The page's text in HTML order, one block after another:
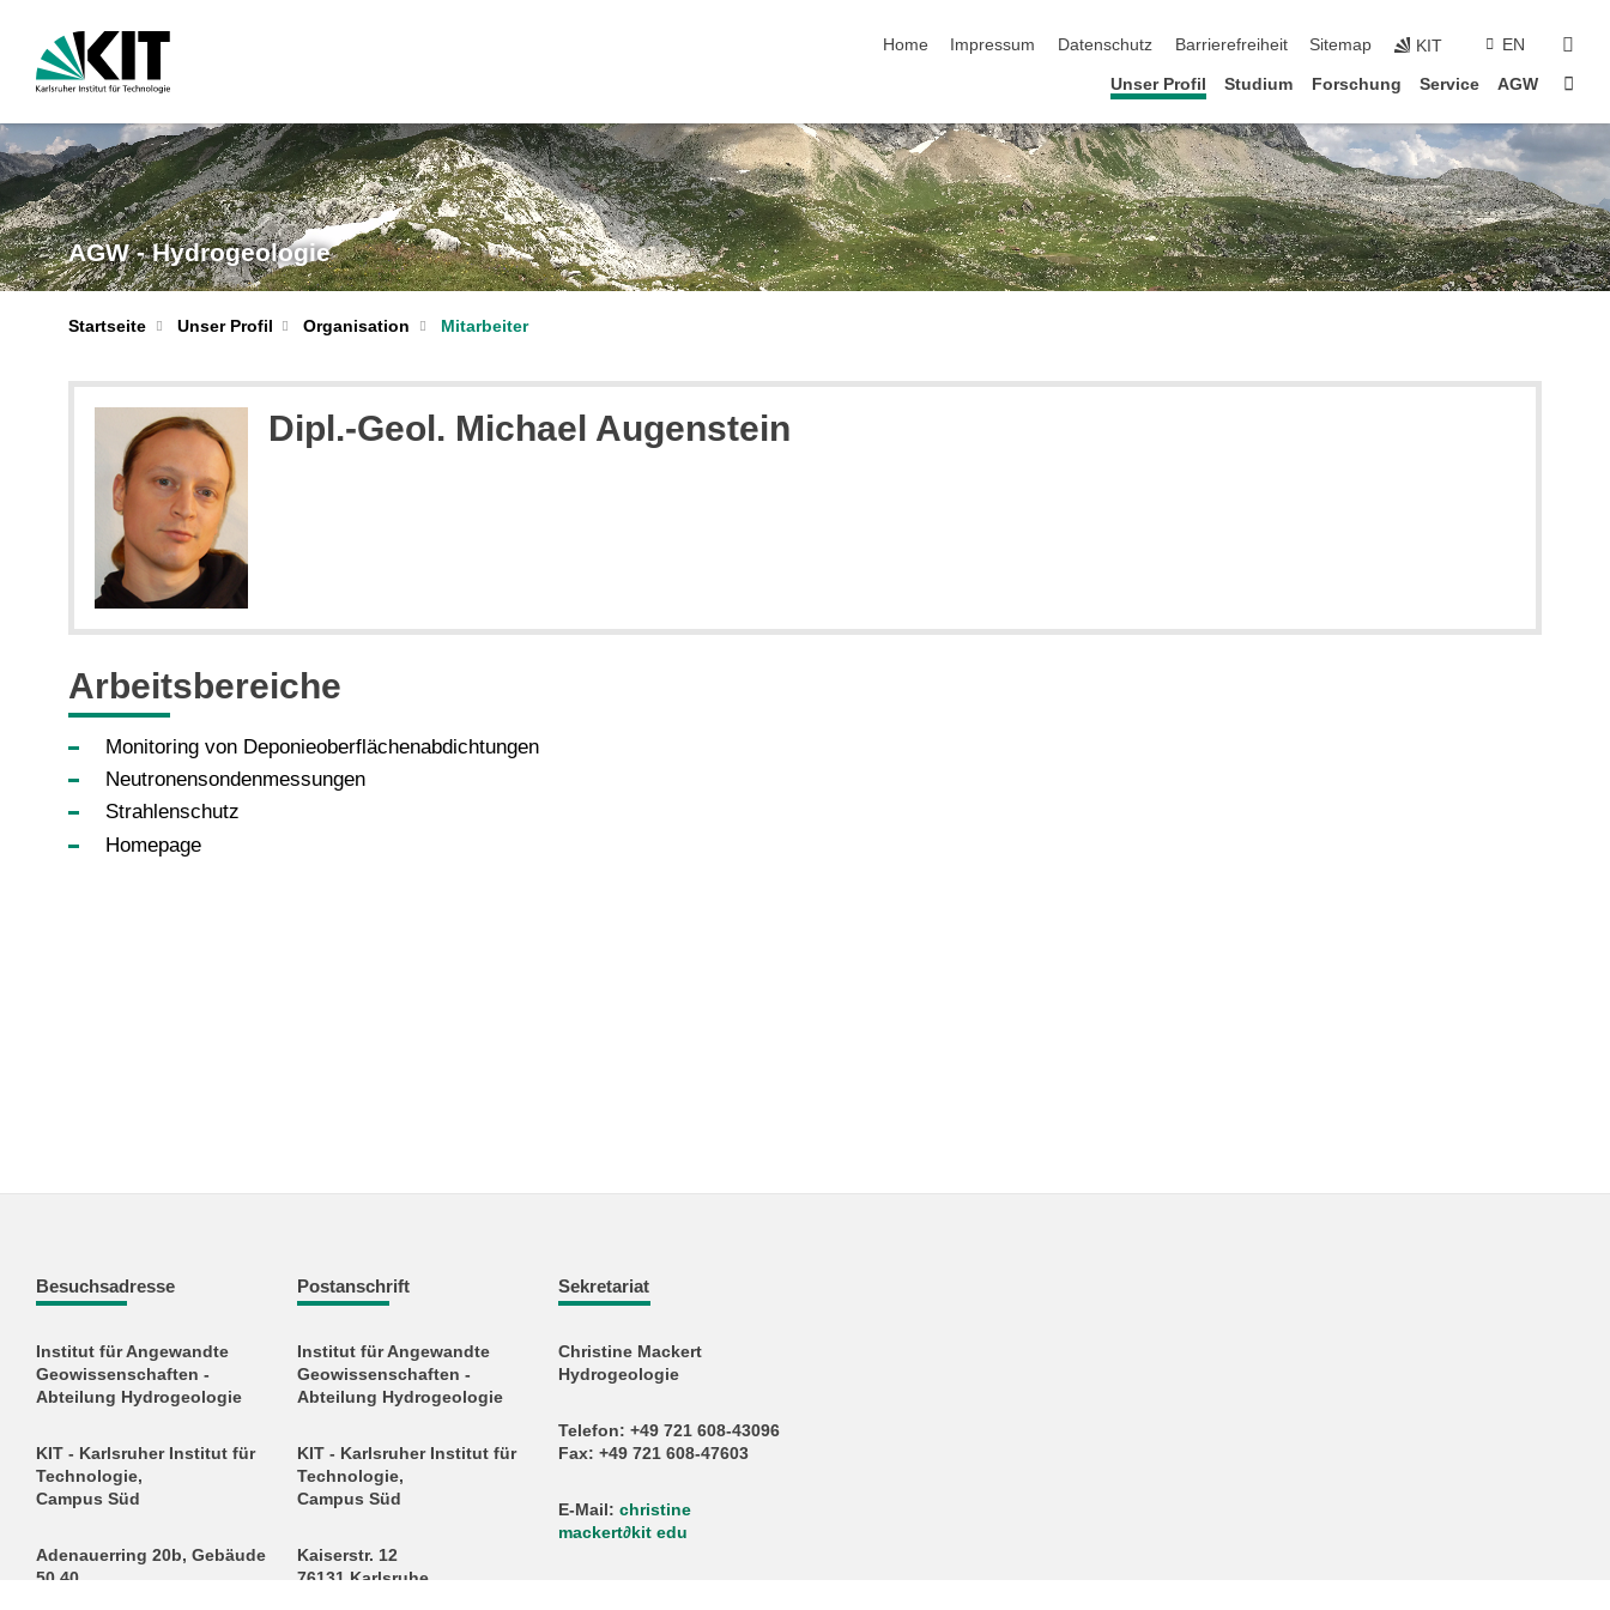
Home
Impressum Datenschutz Barrierefreiheit Sitemap KIT EN
Unser Profil Studium Forschung Service AGW
AGW - Hydrogeologie
Startseite Unser Profil Organisation Mitarbeiter
Dipl.-Geol. Michael Augenstein
Arbeitsbereiche
Monitoring von Deponieoberflächenabdichtungen
Neutronensondenmessungen
Strahlenschutz
Homepage
Besuchsadresse
Institut für Angewandte
Geowissenschaften -
Abteilung Hydrogeologie
KIT - Karlsruher Institut für
Technologie,
Campus Süd
Adenauerring 20b, Gebäude
50.40
Postanschrift
Institut für Angewandte
Geowissenschaften -
Abteilung Hydrogeologie
KIT - Karlsruher Institut für
Technologie,
Campus Süd
Kaiserstr. 12
76131 Karlsruhe
Sekretariat
Christine Mackert
Hydrogeologie
Telefon: +49 721 608-43096
Fax: +49 721 608-47603
E-Mail:christine
mackert∂kit edu